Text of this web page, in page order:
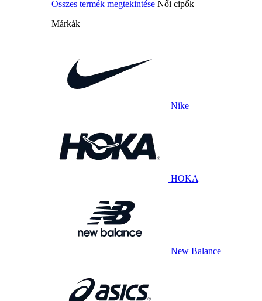
Összes termék megtekintése Női cipők
Márkák
Nike
HOKA
New Balance